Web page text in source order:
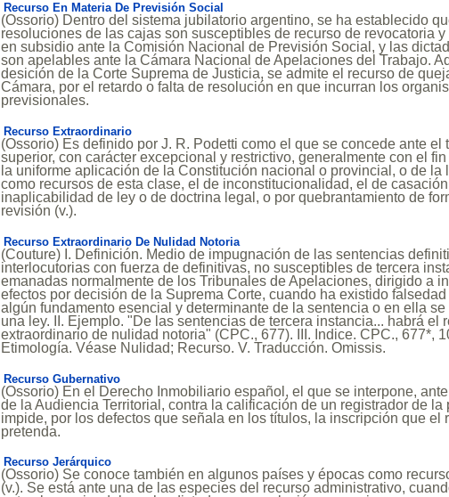
Recurso En Materia De Previsión Social
(Ossorio) Dentro del sistema jubilatorio argentino, se ha establecido
resoluciones de las cajas son susceptibles de recurso de revocatoria
en subsidio ante la Comisión Nacional de Previsión Social, y las
son apelables ante la Cámara Nacional de Apelaciones del Trabajo.
desición de la Corte Suprema de Justicia, se admite el recurso de
Cámara, por el retardo o falta de resolución en que incurran los
previsionales.
Recurso Extraordinario
(Ossorio) Es definido por J. R. Podetti como el que se concede ante el
superior, con carácter excepcional y restrictivo, generalmente con el
la uniforme aplicación de la Constitución nacional o provincial, o de la
como recursos de esta clase, el de inconstitucionalidad, el de
inaplicabilidad de ley o de doctrina legal, o por quebrantamiento de
revisión (v.).
Recurso Extraordinario De Nulidad Notoria
(Couture) I. Definición. Medio de impugnación de las sentencias
interlocutorias con fuerza de definitivas, no susceptibles de tercera
emanadas normalmente de los Tribunales de Apelaciones, dirigido a
efectos por decisión de la Suprema Corte, cuando ha existido
algún fundamento esencial y determinante de la sentencia o en ella
una ley. II. Ejemplo. "De las sentencias de tercera instancia... habrá el
extraordinario de nulidad notoria" (CPC., 677). III. Indice. CPC., 677*,
Etimología. Véase Nulidad; Recurso. V. Traducción. Omissis.
Recurso Gubernativo
(Ossorio) En el Derecho Inmobiliario español, el que se interpone,
de la Audiencia Territorial, contra la calificación de un registrador de la
impide, por los defectos que señala en los títulos, la inscripción que el
pretenda.
Recurso Jerárquico
(Ossorio) Se conoce también en algunos países y épocas como
(v.). Se está ante una de las especies del recurso administrativo,